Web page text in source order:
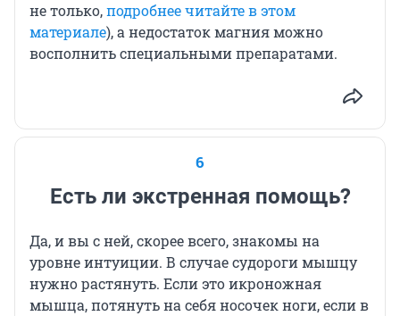
не только,подробнее читайте в этом
материале), а недостаток магния можно
восполнить специальными препаратами.
6
Есть ли экстренная помощь?
Да, и вы с ней, скорее всего, знакомы на
уровне интуиции. В случае судороги мышцу
нужно растянуть. Если это икроножная
мышца, потянуть на себя носочек ноги, если в